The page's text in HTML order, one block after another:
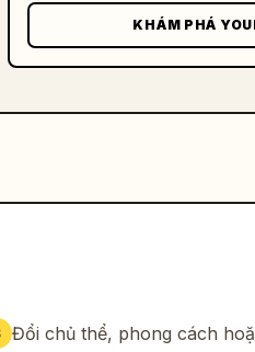
KHÁM PHÁ
Đổi chủ thể, phong cách